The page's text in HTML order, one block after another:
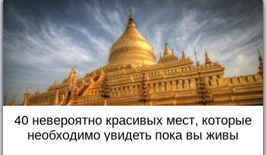
40 невероятно красивых мест, которые
необходимо увидеть пока вы живы